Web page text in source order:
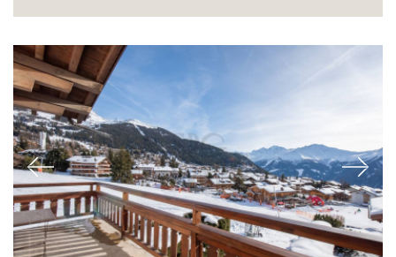
International
Vendre
Previous Next